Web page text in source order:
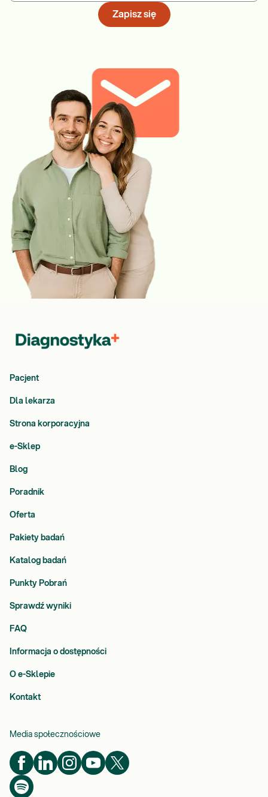
Zapisz się
Pacjent
Dla lekarza
Strona korporacyjna
e-Sklep
Blog
Poradnik
Oferta
Pakiety badań
Katalog badań
Punkty Pobrań
Sprawdź wyniki
FAQ
Informacja o dostępności
O e-Sklepie
Kontakt
Media społecznościowe